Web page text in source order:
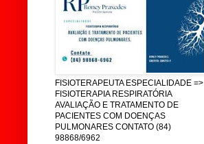
FISIOTERAPEUTA ESPECIALIDADE =>
FISIOTERAPIA RESPIRATÓRIA
AVALIAÇÃO E TRATAMENTO DE
PACIENTES COM DOENÇAS
PULMONARES CONTATO (84)
98868/6962